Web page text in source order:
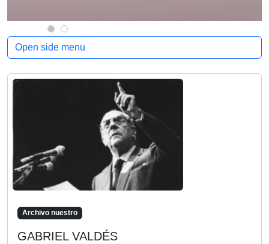
Archivo nuestro
GABRIEL VALDÉS
Open side menu